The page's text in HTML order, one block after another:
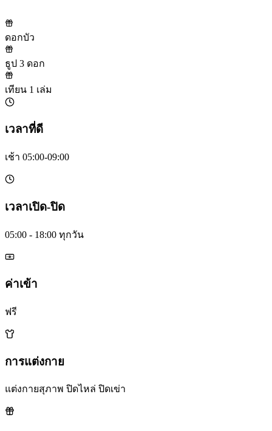
ดอกบัว
ธูป 3 ดอก
เทียน 1 เล่ม
เวลาที่ดี
เช้า 05:00-09:00
เวลาเปิด-ปิด
05:00 - 18:00 ทุกวัน
ค่าเข้า
ฟรี
การแต่งกาย
แต่งกายสุภาพ ปิดไหล่ ปิดเข่า